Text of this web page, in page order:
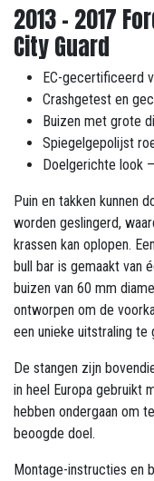
2013 - 2017
City Guard
EC-gecertificeerd
Crashgetest en
Buizen met grote
Spiegelgepolijst
Doelgerichte look
Puin en takken kunnen
worden geslingerd,
krassen kan oplopen.
bull bar is gemaakt van
buizen van 60 mm
ontworpen om de
een unieke uitstraling te
De stangen zijn
in heel Europa gebruikt
hebben ondergaan om
beoogde doel.
Montage-instructies en